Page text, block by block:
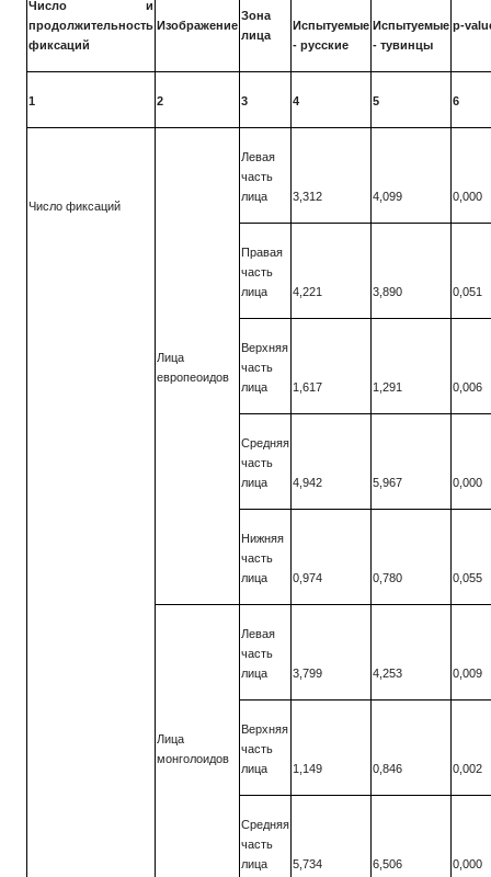
Число и
продолжительность
фиксаций
Изображение
Зона
лица
Испытуемые
- русские
Испытуемые
- тувинцы
p-
1 2 3 4 5 6
Число фиксаций
Лица
европеоидов
Левая
часть
лица
3,312 4,099 0,000
Правая
часть
лица
4,221 3,890 0,051
Верхняя
часть
лица
1,617 1,291 0,006
Средняя
часть
лица
4,942 5,967 0,000
Нижняя
часть
лица
0,974 0,780 0,055
Лица
монголоидов
Левая
часть
лица
3,799 4,253 0,009
Верхняя
часть
лица
1,149 0,846 0,002
Средняя
часть
лица
5,734 6,506 0,000